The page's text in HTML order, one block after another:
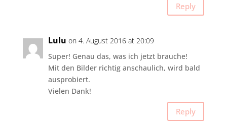
Reply
Lulu on 4. August 2016 at 20:09
Super! Genau das, was ich jetzt brauche!
Mit den Bilder richtig anschaulich, wird bald
ausprobiert.
Vielen Dank!
Reply